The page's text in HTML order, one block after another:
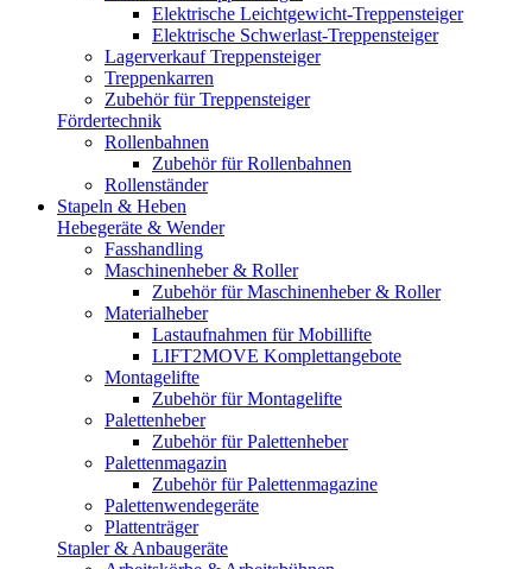
Elektrische Leichtgewicht-Treppensteiger
Elektrische Schwerlast-Treppensteiger
Lagerverkauf Treppensteiger
Treppenkarren
Zubehör für Treppensteiger
Fördertechnik
Rollenbahnen
Zubehör für Rollenbahnen
Rollenständer
Stapeln & Heben
Hebegeräte & Wender
Fasshandling
Maschinenheber & Roller
Zubehör für Maschinenheber & Roller
Materialheber
Lastaufnahmen für Mobillifte
LIFT2MOVE Komplettangebote
Montagelifte
Zubehör für Montagelifte
Palettenheber
Zubehör für Palettenheber
Palettenmagazin
Zubehör für Palettenmagazine
Palettenwendegeräte
Plattenträger
Stapler & Anbaugeräte